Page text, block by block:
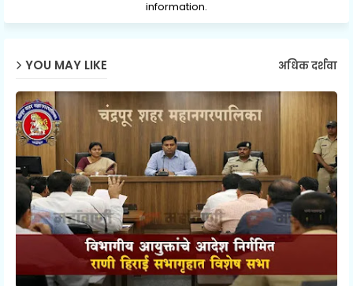
information.
YOU MAY LIKE अधिक दर्शवा